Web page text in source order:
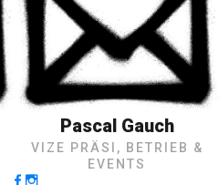
Pascal Gauch
VIZE PRÄSI, BETRIEB &
EVENTS